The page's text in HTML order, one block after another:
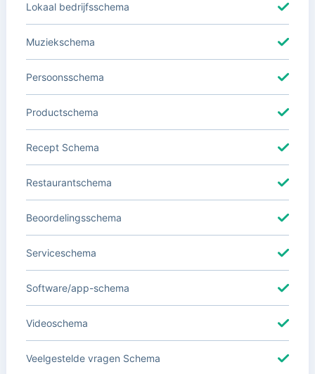
Lokaal bedrijfsschema
Muziekschema
Persoonsschema
Productschema
Recept Schema
Restaurantschema
Beoordelingsschema
Serviceschema
Software/app-schema
Videoschema
Veelgestelde vragen Schema